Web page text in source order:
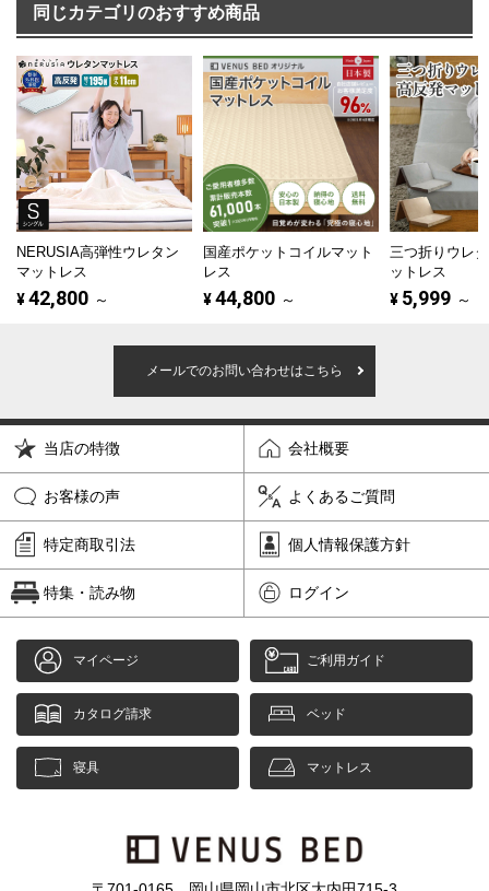
同じカテゴリのおすすめ商品
NERUSIA高弾性ウレタン
マットレス
¥42,800 ～
国産ポケットコイルマット
レス
¥44,800 ～
三つ折りウレ
ットレス
¥ 5,999 ～
メールでのお問い合わせはこちら
当店の特徴 会社概要
お客様の声 よくあるご質問
特定商取引法 個人情報保護方針
特集・読み物 ログイン
マイページ ご利用ガイド
カタログ請求 ベッド
寝具 マットレス